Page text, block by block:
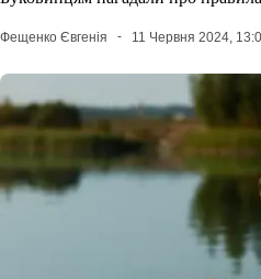
Фещенко Євгенія 11 Червня 2024,